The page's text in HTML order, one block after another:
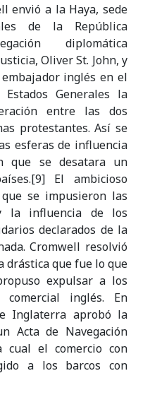
envió a la Haya, sede
de la República
diplomática
Oliver St. John, y
inglés en el
Generales la
entre las dos
protestantes. Así se
esferas de influencia
que se desatara un
El ambicioso
se impusieron las
la influencia de los
declarados de la
Cromwell resolvió
drástica que fue lo que
expulsar a los
comercial inglés. En
Inglaterra aprobó la
Acta de Navegación
cual el comercio con
a los barcos con